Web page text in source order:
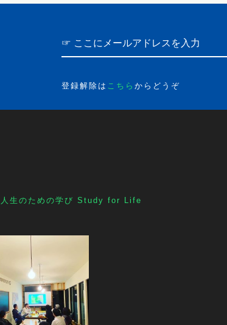
登録解除は こちら からどうぞ
人生のための学び Study for Life